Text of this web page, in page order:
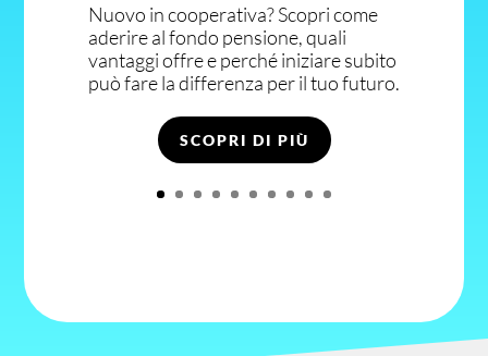
Nuovo in cooperativa? Scopri come
aderire al fondo pensione, quali
vantaggi offre e perché iniziare subito
può fare la differenza per il tuo futuro.
SCOPRI DI PIÙ